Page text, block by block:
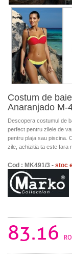
Costum de
Anaranjado M-
Descopera costumul de
perfect pentru zilele de
pentru plaja sau piscina.
zile, achizitia ta este fara
Cod : MK491/3 - stoc
83.16